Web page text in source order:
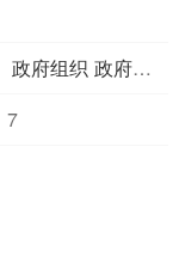
政府组织 政府门户
7